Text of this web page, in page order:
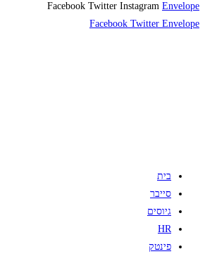
Facebook Twitter Instagram Envelope
Facebook Twitter Envelope
בית
סייבר
גיוסים
HR
פינטק